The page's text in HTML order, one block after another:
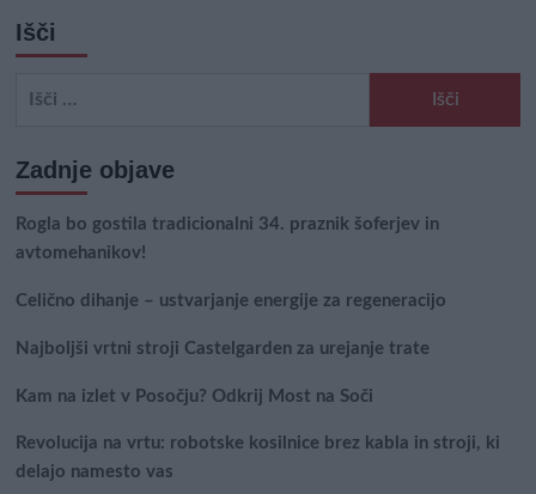
Išči
Zadnje objave
Rogla bo gostila tradicionalni 34. praznik šoferjev in
avtomehanikov!
Celično dihanje – ustvarjanje energije za regeneracijo
Najboljši vrtni stroji Castelgarden za urejanje trate
Kam na izlet v Posočju? Odkrij Most na Soči
Revolucija na vrtu: robotske kosilnice brez kabla in stroji, ki
delajo namesto vas